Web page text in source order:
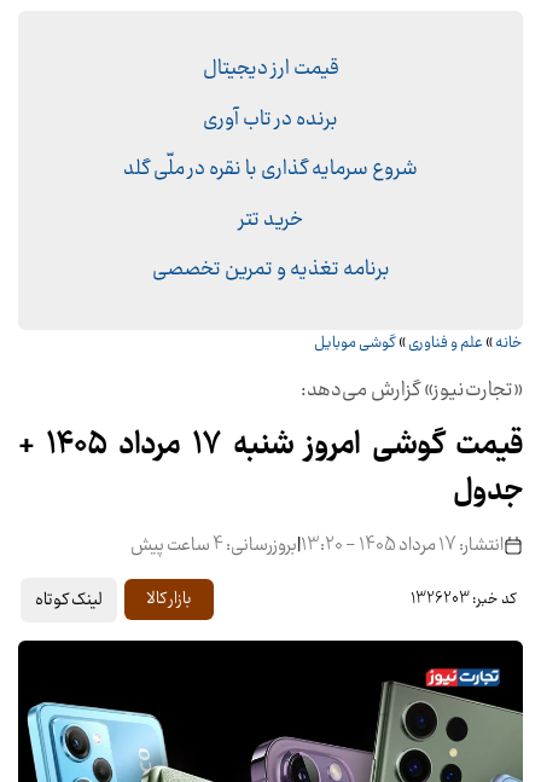
قیمت ارز دیجیتال
برنده در تاب آوری
شروع سرمایه گذاری با نقره در ملّی گلد
خرید تتر
برنامه تغذیه و تمرین تخصصی